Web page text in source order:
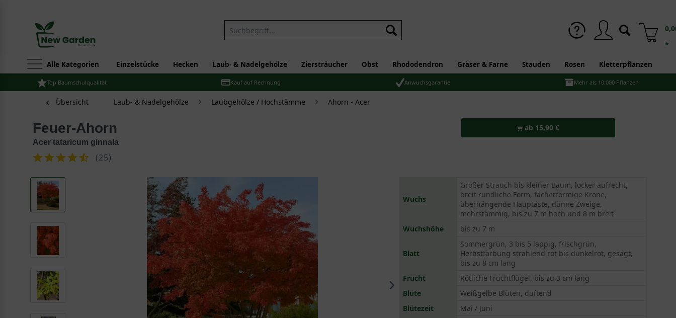
*
Alle Kategorien Einzelstücke Hecken Laub- & Nadelgehölze Ziersträucher Obst Rhododendron Gräser & Farne Stauden Rosen Kletterpflanzen
Top Baumschulqualität Kauf auf Rechnung Anwuchsgarantie Mehr als 10.000 Pflanzen
Übersicht Laub- & Nadelgehölze Laubgehölze / Hochstämme Ahorn - Acer
Feuer-Ahorn
Acer tataricum ginnala
(25)
ab 15,90 €
Wuchs
Großer Strauch bis kleiner Baum, locker aufrecht,
breit rundliche Form, fächerförmige Krone,
überhängende Hauptäste, dünne Zweige,
mehrstämmig, bis zu 7 m hoch und 8 m breit
Wuchshöhe
bis zu 7 m
Blatt
Sommergrün, 3 bis 5 lappig, frischgrün,
Herbstfärbung strahlend rot bis dunkelrot, gesägt,
bis zu 8 cm lang
Frucht
Rötliche Fruchtflügel, bis zu 3 cm lang
Blüte
Weißgelbe Blüten, duftend
Blütezeit
Mai / Juni